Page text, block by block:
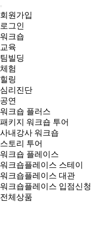
회원가입
로그인
워크숍
교육
팀빌딩
체험
힐링
심리진단
공연
워크숍 플러스
패키지 워크숍 투어
사내강사 워크숍
스토리 투어
워크숍 플레이스
워크숍플레이스 스테이
워크숍플레이스 대관
워크숍플레이스 입점신청
전체상품